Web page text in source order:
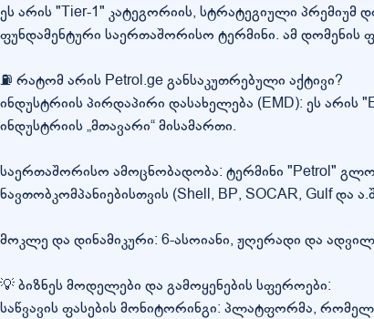
ეს არის "Tier-1" კატეგორიის, სტრატეგიული პრემიუმ
ფუნდამენტური საერთაშორისო ტერმინი. ამ
⛽ რატომ არის Petrol.ge განსაკუთრებული აქტივი?
ინდუსტრიის პირდაპირი დასახელება (EMD): ეს არის
ინდუსტრიის „მთავარი“ მისამართი.
საერთაშორისო ამოცნობადობა: ტერმინი "Petrol"
ნავთობკომპანიებისთვის (Shell, BP, SOCAR, Gulf
მოკლე და დინამიკური: 6-ასოიანი, ჟღერადი და
💡 ბიზნეს მოდელები და გამოყენების სფეროები:
საწვავის ფასების მონიტორინგი: პლატფორმა,